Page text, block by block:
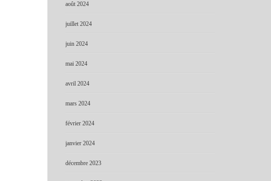
août 2024
juillet 2024
juin 2024
mai 2024
avril 2024
mars 2024
février 2024
janvier 2024
décembre 2023